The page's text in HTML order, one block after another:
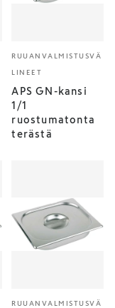
RUUANVALMISTUSVÄ
LINEET
APS GN-kansi
1/1
ruostumatonta
terästä
RUUANVALMISTUSVÄ